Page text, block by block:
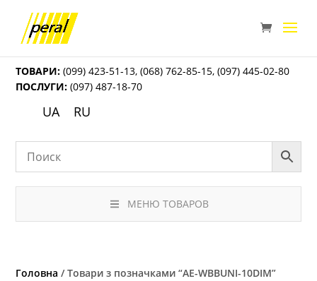
ТОВАРИ: (099) 423-51-13,(068) 762-85-15,(097) 445-02-80
ПОСЛУГИ: (097) 487-18-70
UA RU
МЕНЮ ТОВАРОВ
Головна / Товари з позначками “AE-WBBUNI-10DIM”